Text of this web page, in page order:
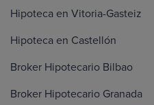
Hipoteca en Vitoria-Gasteiz
Hipoteca en Castellón
Broker Hipotecario Bilbao
Broker Hipotecario Granada